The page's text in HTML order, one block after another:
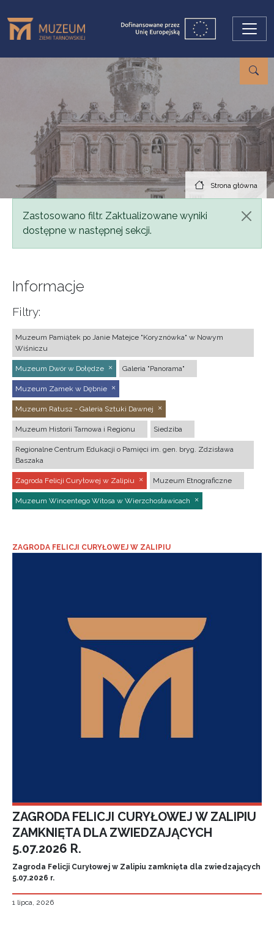
Strona główna
Komunikat
Zastosowano filtr. Zaktualizowane wyniki
dostępne w następnej sekcji.
Informacje
Filtry:
Muzeum Pamiątek po Janie Matejce "Koryznówka" w Nowym
Wiśniczu
Muzeum Dwór w Dołędze Galeria "Panorama"
Muzeum Zamek w Dębnie
Muzeum Ratusz - Galeria Sztuki Dawnej
Muzeum Historii Tarnowa i Regionu Siedziba
Regionalne Centrum Edukacji o Pamięci im. gen. bryg. Zdzisława
Baszaka
Zagroda Felicji Curyłowej w Zalipiu Muzeum Etnograficzne
Muzeum Wincentego Witosa w Wierzchosławicach
ZAGRODA FELICJI CURYŁOWEJ W ZALIPIU
ZAGRODA FELICJI CURYŁOWEJ W ZALIPIU
ZAMKNIĘTA DLA ZWIEDZAJĄCYCH
5.07.2026 R.
Zagroda Felicji Curyłowej w Zalipiu zamknięta dla zwiedzających
5.07.2026 r.
1 lipca, 2026